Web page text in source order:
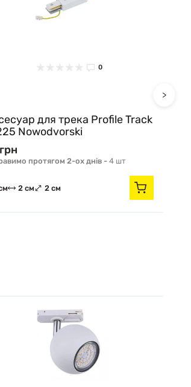
0
для трека Profile Track
Nowodvorski
протягом 2-ох днів - 4 шт
2 см 2 см
>